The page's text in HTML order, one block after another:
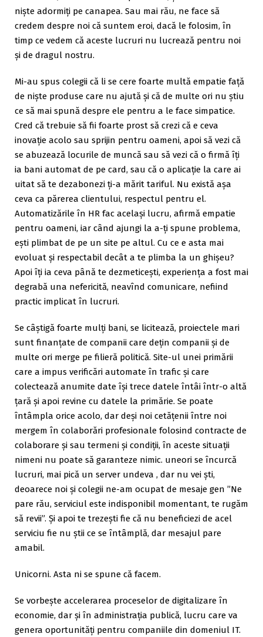
niște adormiți pe canapea. Sau mai rău, ne face să
credem despre noi că suntem eroi, dacă le folosim, în
timp ce vedem că aceste lucruri nu lucrează pentru noi
și de dragul nostru.
Mi-au spus colegii că li se cere foarte multă empatie față
de niște produse care nu ajută și că de multe ori nu știu
ce să mai spună despre ele pentru a le face simpatice.
Cred că trebuie să fii foarte prost să crezi că e ceva
inovație acolo sau sprijin pentru oameni, apoi să vezi că
se abuzează locurile de muncă sau să vezi că o firmă îți
ia bani automat de pe card, sau că o aplicație la care ai
uitat să te dezabonezi ți-a mărit tariful. Nu există așa
ceva ca părerea clientului, respectul pentru el.
Automatizările în HR fac același lucru, afirmă empatie
pentru oameni, iar când ajungi la a-ți spune problema,
ești plimbat de pe un site pe altul. Cu ce e asta mai
evoluat și respectabil decât a te plimba la un ghișeu?
Apoi îți ia ceva până te dezmeticești, experiența a fost mai
degrabă una nefericită, neavînd comunicare, nefiind
practic implicat în lucruri.
Se câștigă foarte mulți bani, se licitează, proiectele mari
sunt finanțate de companii care dețin companii și de
multe ori merge pe filieră politică. Site-ul unei primării
care a impus verificări automate în trafic și care
colectează anumite date își trece datele întâi într-o altă
țară și apoi revine cu datele la primărie. Se poate
întâmpla orice acolo, dar deși noi cetățenii între noi
mergem în colaborări profesionale folosind contracte de
colaborare și sau termeni și condiții, în aceste situații
nimeni nu poate să garanteze nimic. uneori se încurcă
lucruri, mai pică un server undeva , dar nu vei ști,
deoarece noi și colegii ne-am ocupat de mesaje gen ”Ne
pare rău, serviciul este indisponibil momentant, te rugăm
să revii”. Și apoi te trezești fie că nu beneficiezi de acel
serviciu fie nu știi ce se întâmplă, dar mesajul pare
amabil.
Unicorni. Asta ni se spune că facem.
Se vorbește accelerarea proceselor de digitalizare în
economie, dar și în administrația publică, lucru care va
genera oportunități pentru companiile din domeniul IT.